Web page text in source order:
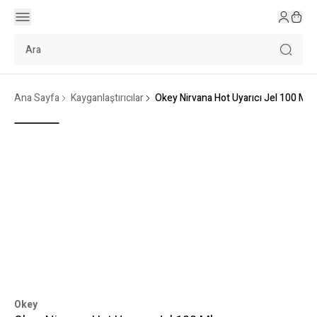
Ana Sayfa Kayganlaştırıcılar Okey Nirvana Hot Uyarıcı Jel 100 Ml
Okey